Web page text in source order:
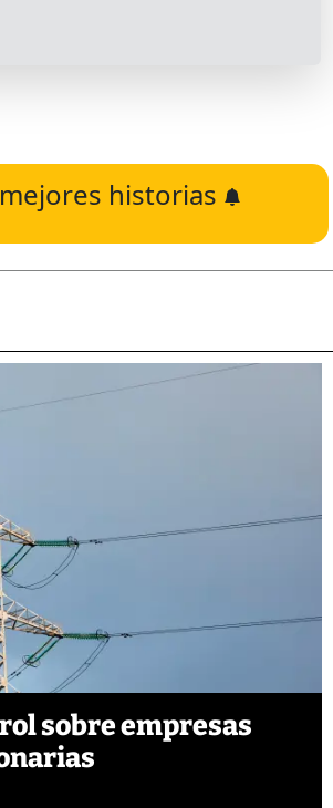
historias
sobre empresas